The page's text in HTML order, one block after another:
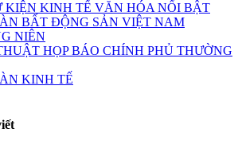
KIỆN KINH TẾ VĂN HÓA NỔI BẬT
BẤT ĐỘNG SẢN VIỆT NAM
NIÊN
HỌP BÁO CHÍNH PHỦ THƯỜNG
KINH TẾ